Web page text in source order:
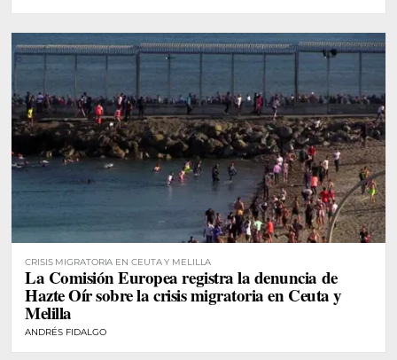
CRISIS MIGRATORIA EN CEUTA Y MELILLA
La Comisión Europea registra la denuncia de
Hazte Oír sobre la crisis migratoria en Ceuta y
Melilla
ANDRÉS FIDALGO